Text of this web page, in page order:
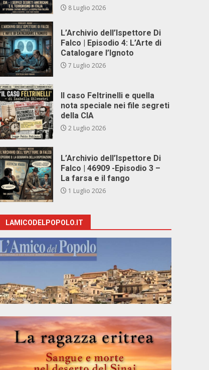
8 Luglio 2026
L’Archivio dell’Ispettore Di
Falco | Episodio 4: L’Arte di
Catalogare l’Ignoto
7 Luglio 2026
Il caso Feltrinelli e quella
nota speciale nei file segreti
della CIA
2 Luglio 2026
L’Archivio dell’Ispettore Di
Falco | 46909 -Episodio 3 –
La farsa e il fango
1 Luglio 2026
LAMICODELPOPOLO.IT